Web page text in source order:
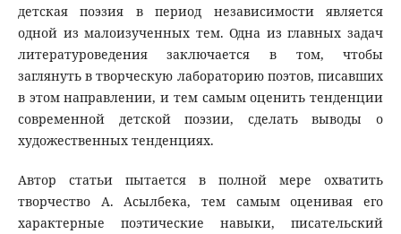
детская поэзия в период независимости является
одной из малоизученных тем. Одна из главных задач
литературоведения заключается в том, чтобы
заглянуть в творческую лабораторию поэтов, писавших
в этом направлении, и тем самым оценить тенденции
современной детской поэзии, сделать выводы о
художественных тенденциях.
Автор статьи пытается в полной мере охватить
творчество А. Асылбека, тем самым оценивая его
характерные поэтические навыки, писательский